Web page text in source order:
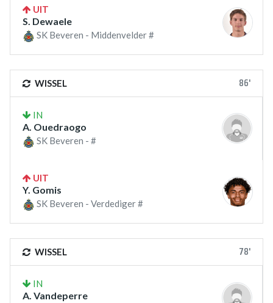
UIT
S. Dewaele
SK Beveren - Middenvelder #
WISSEL 86'
IN
A. Ouedraogo
SK Beveren - #
UIT
Y. Gomis
SK Beveren - Verdediger #
WISSEL 78'
IN
A. Vandeperre